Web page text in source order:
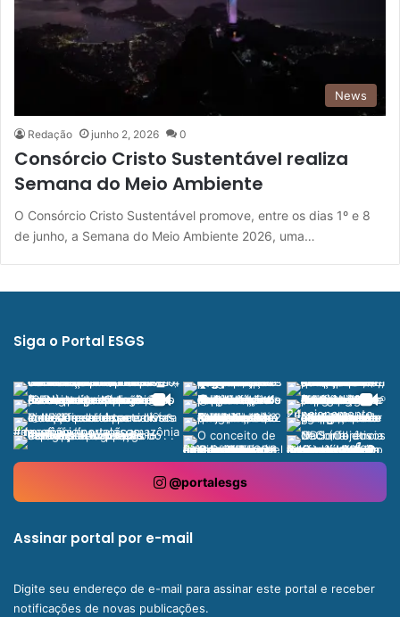
News
Redação junho 2, 2026 0
Consórcio Cristo Sustentável realiza
Semana do Meio Ambiente
O Consórcio Cristo Sustentável promove, entre os dias 1º e 8
de junho, a Semana do Meio Ambiente 2026, uma…
Siga o Portal ESGS
@portalesgs
Assinar portal por e-mail
Digite seu endereço de e-mail para assinar este portal e receber
notificações de novas publicações.